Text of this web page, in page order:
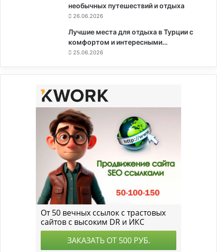
необычных путешествий и отдыха
26.06.2026
Лучшие места для отдыха в Турции с
комфортом и интересными…
25.06.2026